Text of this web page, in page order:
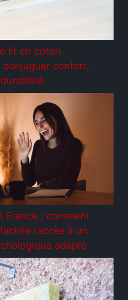
lit en coton
conjuguer confort,
France : comment
l’accès à un
adapté